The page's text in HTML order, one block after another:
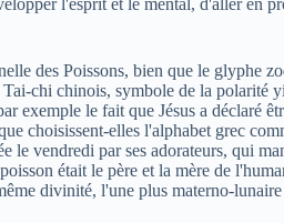
l'esprit et le mental, d'aller en
des Poissons, bien que le glyphe
chi chinois, symbole de la polarité
exemple le fait que Jésus a déclaré
choisissent-elles l'alphabet grec
vendredi par ses adorateurs, qui
était le père et la mère de
divinité, l'une plus materno-